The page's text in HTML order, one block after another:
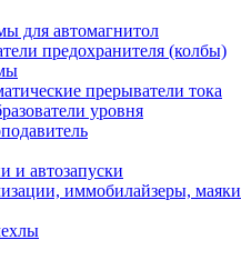
для автомагнитол
предохранителя (колбы)
прерыватели тока
уровня
и автозапуски
иммобилайзеры, маяки